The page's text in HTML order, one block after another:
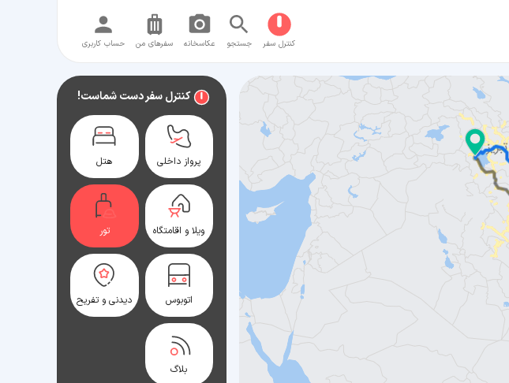
کنترل سفر جستجو عکاسخانه سفر‌های من حساب کاربری
کنترل سفر دست شماست!
پرواز داخلی هتل
ویلا و اقامتگاه تور
اتوبوس دیدنی و تفریح
بلاگ